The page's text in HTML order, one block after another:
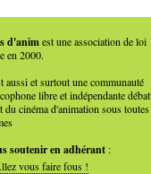
d'animest une association de loi
en 2000.
aussi et surtout une communauté
libre et indépendante
du cinéma d'animation sous toutes
soutenir en adhérant :
vous faire fous !